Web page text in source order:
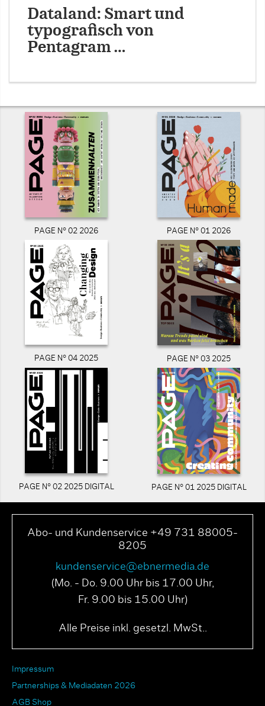
Dataland: Smart und
typografisch von
Pentagram …
PAGE N° 02 2026 PAGE N° 01 2026
PAGE N° 04 2025 PAGE N° 03 2025
PAGE N° 02 2025 DIGITAL PAGE N° 01 2025 DIGITAL
Abo- und Kundenservice +49 731 88005-
8205
kundenservice@ebnermedia.de
(Mo. - Do. 9.00 Uhr bis 17.00 Uhr,
Fr. 9.00 bis 15.00 Uhr)
Alle Preise inkl. gesetzl. MwSt..
Impressum
Partnerships & Mediadaten 2026
AGB Shop